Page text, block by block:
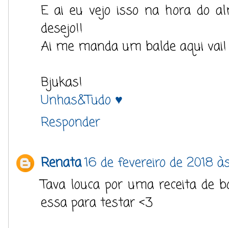
E ai eu vejo isso na hora do
desejo!!
Ai me manda um balde aqui vai!
Bjukas!
Unhas&Tudo ♥
Responder
Renata16 de fevereiro de 2018
Tava louca por uma receita de
essa para testar <3